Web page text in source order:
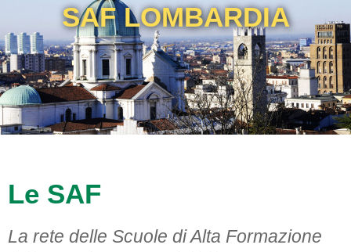
SAF LOMBARDIA
Le SAF
La rete delle Scuole di Alta Formazione